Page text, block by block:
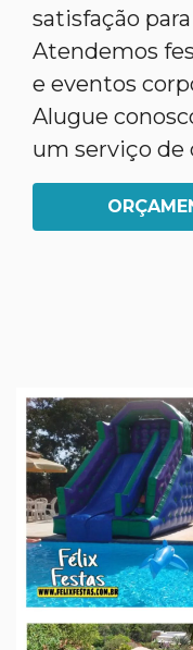
satisfação
Atendemos
e eventos
Alugue
um serviço de